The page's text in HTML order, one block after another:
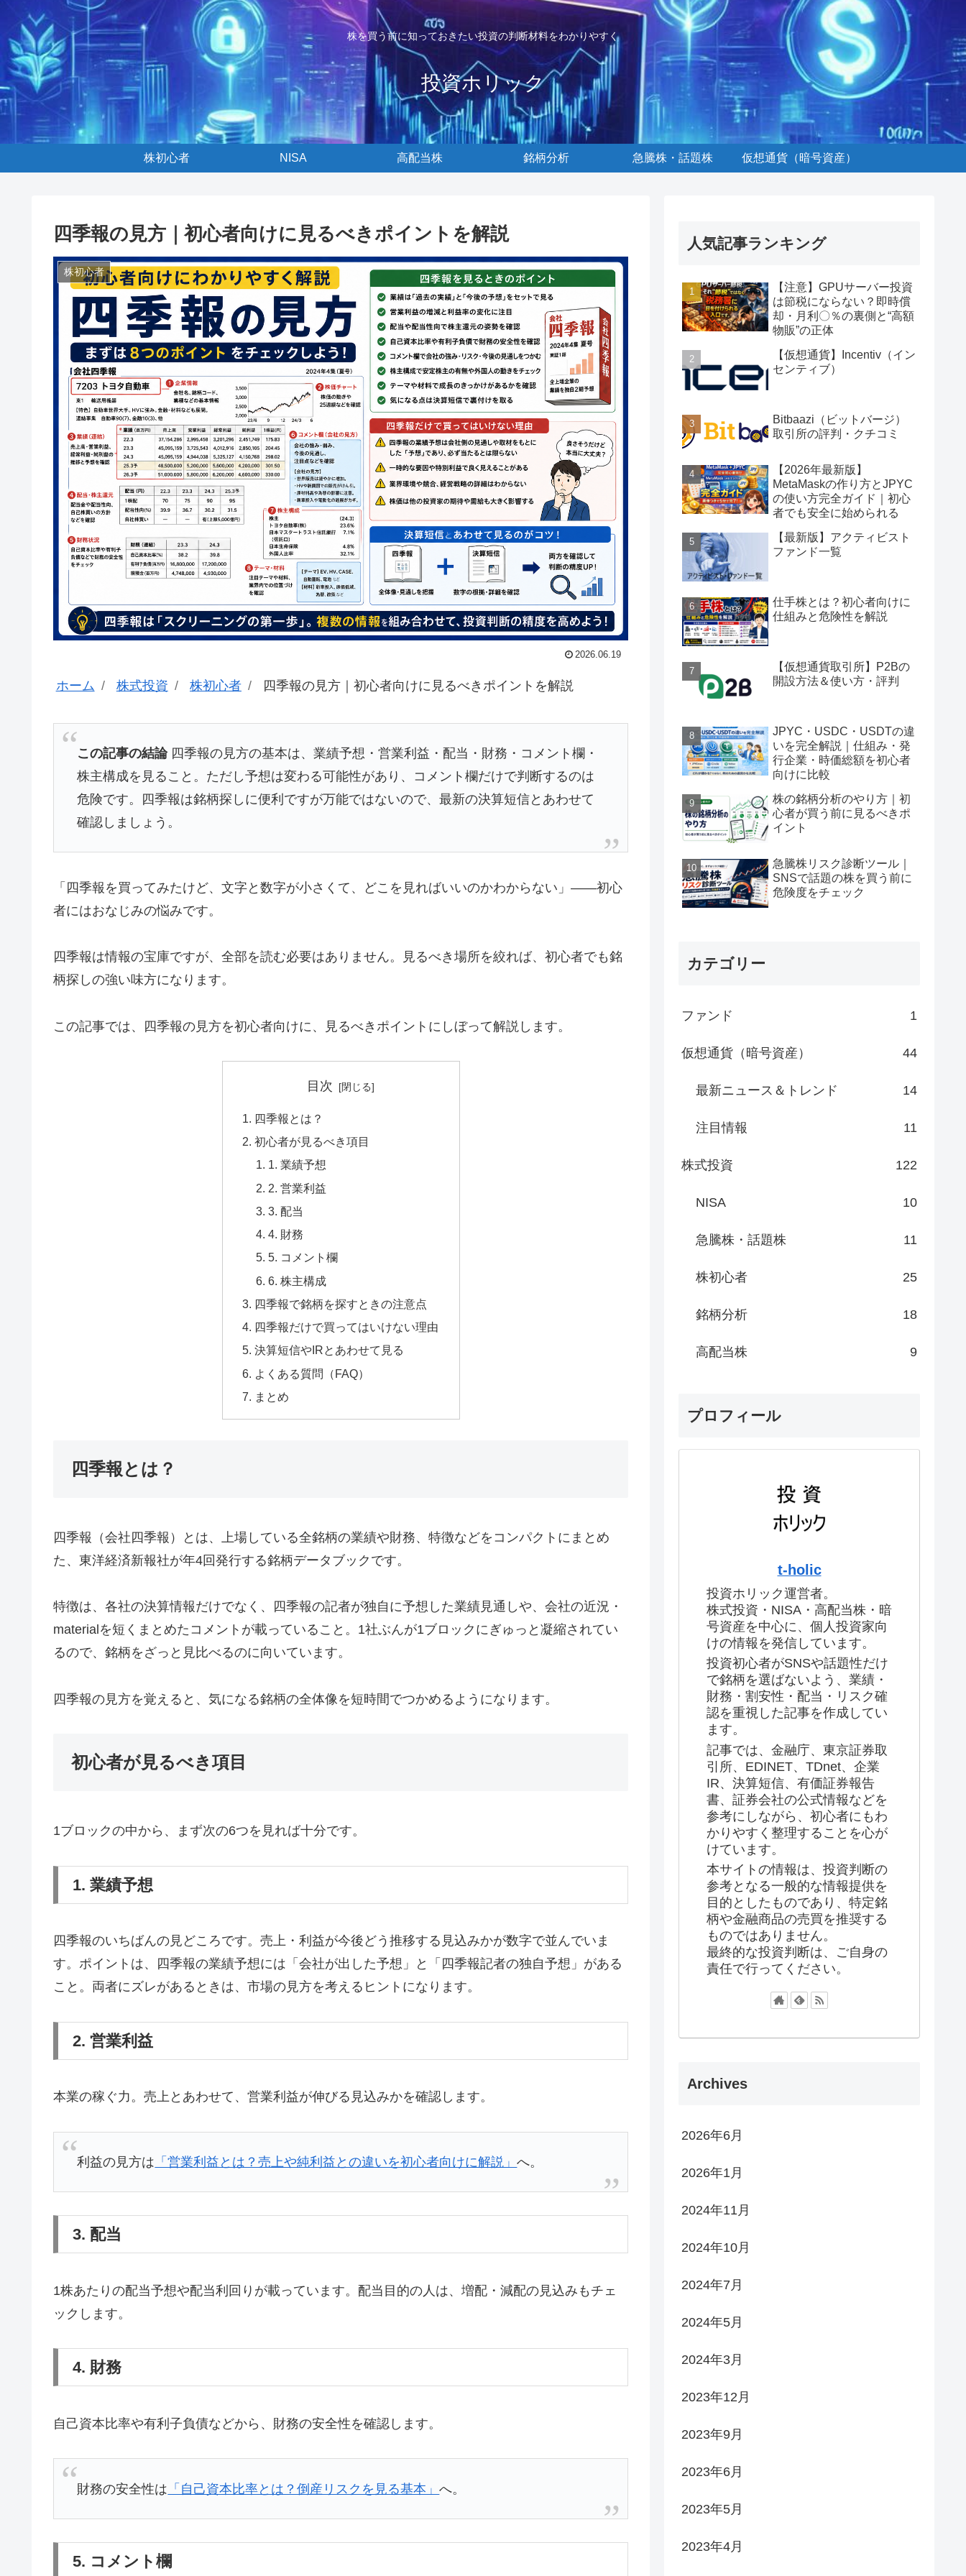
株を買う前に知っておきたい投資の判断材料をわかりやすく
投資ホリック
株初心者 NISA 高配当株 銘柄分析 急騰株・話題株 仮想通貨（暗号資産）
四季報の見方｜初心者向けに見るべきポイントを解説
株初心者
2026.06.19
ホーム 株式投資 株初心者 四季報の見方｜初心者向けに見るべきポイントを解説
この記事の結論四季報の見方の基本は、業績予想・営業利益・配当・財務・コメント欄・
株主構成を見ること。ただし予想は変わる可能性があり、コメント欄だけで判断するのは
危険です。四季報は銘柄探しに便利ですが万能ではないので、最新の決算短信とあわせて
確認しましょう。
「四季報を買ってみたけど、文字と数字が小さくて、どこを見ればいいのかわからない」——初心
者にはおなじみの悩みです。
四季報は情報の宝庫ですが、全部を読む必要はありません。見るべき場所を絞れば、初心者でも銘
柄探しの強い味方になります。
この記事では、四季報の見方を初心者向けに、見るべきポイントにしぼって解説します。
目次
四季報とは？
初心者が見るべき項目
1. 業績予想
2. 営業利益
3. 配当
4. 財務
5. コメント欄
6. 株主構成
四季報で銘柄を探すときの注意点
四季報だけで買ってはいけない理由
決算短信やIRとあわせて見る
よくある質問（FAQ）
まとめ
四季報とは？
四季報（会社四季報）とは、上場している全銘柄の業績や財務、特徴などをコンパクトにまとめ
た、東洋経済新報社が年4回発行する銘柄データブックです。
特徴は、各社の決算情報だけでなく、四季報の記者が独自に予想した業績見通しや、会社の近況・
materialを短くまとめたコメントが載っていること。1社ぶんが1ブロックにぎゅっと凝縮されてい
るので、銘柄をざっと見比べるのに向いています。
四季報の見方を覚えると、気になる銘柄の全体像を短時間でつかめるようになります。
初心者が見るべき項目
1ブロックの中から、まず次の6つを見れば十分です。
1. 業績予想
四季報のいちばんの見どころです。売上・利益が今後どう推移する見込みかが数字で並んでいま
す。ポイントは、四季報の業績予想には「会社が出した予想」と「四季報記者の独自予想」がある
こと。両者にズレがあるときは、市場の見方を考えるヒントになります。
2. 営業利益
本業の稼ぐ力。売上とあわせて、営業利益が伸びる見込みかを確認します。
利益の見方は 「営業利益とは？売上や純利益との違いを初心者向けに解説」へ。
3. 配当
1株あたりの配当予想や配当利回りが載っています。配当目的の人は、増配・減配の見込みもチェ
ックします。
4. 財務
自己資本比率や有利子負債などから、財務の安全性を確認します。
財務の安全性は 「自己資本比率とは？倒産リスクを見る基本」へ。
5. コメント欄
人気記事ランキング
【注意】GPUサーバー投資
は節税にならない？即時償
却・月利〇％の裏側と“高額
物販”の正体
【仮想通貨】Incentiv（イン
センティブ）
Bitbaazi（ビットバージ）
取引所の評判・クチコミ
【2026年最新版】
MetaMaskの作り方とJPYC
の使い方完全ガイド｜初心
者でも安全に始められる
【最新版】アクティビスト
ファンド一覧
仕手株とは？初心者向けに
仕組みと危険性を解説
【仮想通貨取引所】P2Bの
開設方法＆使い方・評判
JPYC・USDC・USDTの違
いを完全解説｜仕組み・発
行企業・時価総額を初心者
向けに比較
株の銘柄分析のやり方｜初
心者が買う前に見るべきポ
イント
急騰株リスク診断ツール｜
SNSで話題の株を買う前に
危険度をチェック
カテゴリー
ファンド 1
仮想通貨（暗号資産） 44
最新ニュース＆トレンド 14
注目情報 11
株式投資 122
NISA 10
急騰株・話題株 11
株初心者 25
銘柄分析 18
高配当株 9
プロフィール
t-holic
投資ホリック運営者。
株式投資・NISA・高配当株・暗
号資産を中心に、個人投資家向
けの情報を発信しています。
投資初心者がSNSや話題性だけ
で銘柄を選ばないよう、業績・
財務・割安性・配当・リスク確
認を重視した記事を作成してい
ます。
記事では、金融庁、東京証券取
引所、EDINET、TDnet、企業
IR、決算短信、有価証券報告
書、証券会社の公式情報などを
参考にしながら、初心者にもわ
かりやすく整理することを心が
けています。
本サイトの情報は、投資判断の
参考となる一般的な情報提供を
目的としたものであり、特定銘
柄や金融商品の売買を推奨する
ものではありません。
最終的な投資判断は、ご自身の
責任で行ってください。
Archives
2026年6月
2026年1月
2024年11月
2024年10月
2024年7月
2024年5月
2024年3月
2023年12月
2023年9月
2023年6月
2023年5月
2023年4月